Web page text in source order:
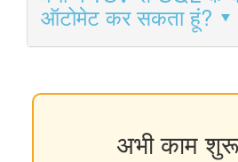
ऑटोमेट कर सकता हूं?
अभी काम